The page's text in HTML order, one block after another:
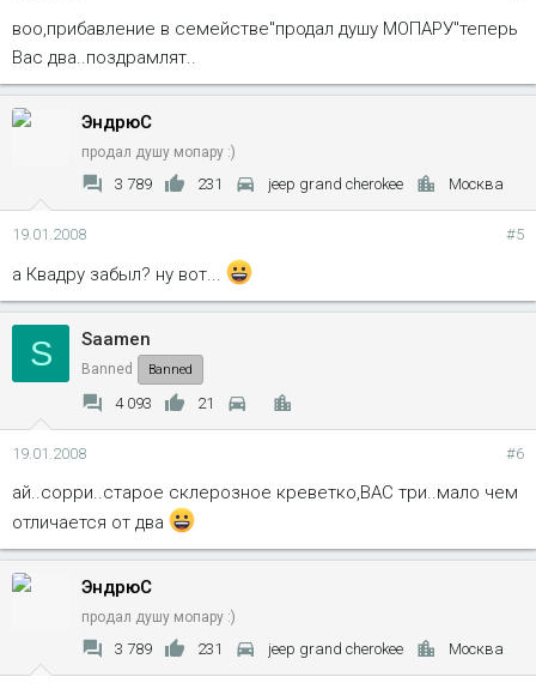
воо,прибавление в семействе"продал душу МОПАРУ"теперь
Вас два..поздрамлят..
ЭндрюС
продал душу мопару :)
3 789 231 jeep grand cherokee Москва
19.01.2008 #5
а Квадру забыл? ну вот...
S Saamen
Banned Banned
4 093 21
19.01.2008 #6
ай..сорри..старое склерозное креветко,ВАС три..мало чем
отличается от два
ЭндрюС
продал душу мопару :)
3 789 231 jeep grand cherokee Москва